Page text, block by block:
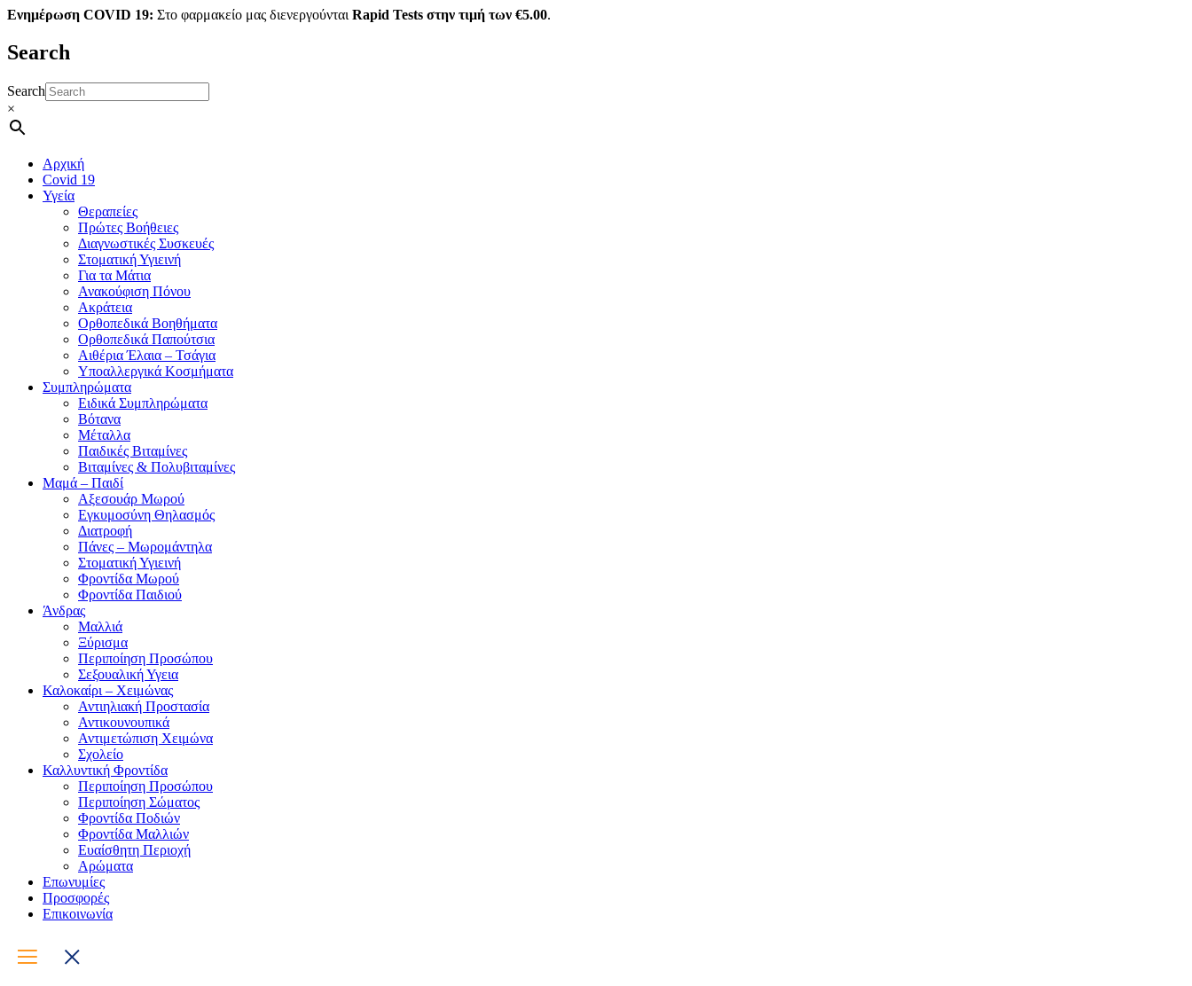
Ενημέρωση COVID 19: Στο φαρμακείο μας διενεργούνται Rapid Tests στην τιμή των €5.00.
Search
Search
×
Αρχική
Covid 19
Υγεία
Θεραπείες
Πρώτες Βοήθειες
Διαγνωστικές Συσκευές
Στοματική Υγιεινή
Για τα Μάτια
Ανακούφιση Πόνου
Ακράτεια
Ορθοπεδικά Βοηθήματα
Ορθοπεδικά Παπούτσια
Αιθέρια Έλαια – Τσάγια
Υποαλλεργικά Κοσμήματα
Συμπληρώματα
Ειδικά Συμπληρώματα
Βότανα
Μέταλλα
Παιδικές Βιταμίνες
Βιταμίνες & Πολυβιταμίνες
Μαμά – Παιδί
Αξεσουάρ Μωρού
Εγκυμοσύνη Θηλασμός
Διατροφή
Πάνες – Μωρομάντηλα
Στοματική Υγιεινή
Φροντίδα Μωρού
Φροντίδα Παιδιού
Άνδρας
Μαλλιά
Ξύρισμα
Περιποίηση Προσώπου
Σεξουαλική Υγεια
Καλοκαίρι – Χειμώνας
Αντιηλιακή Προστασία
Αντικουνουπικά
Αντιμετώπιση Χειμώνα
Σχολείο
Καλλυντική Φροντίδα
Περιποίηση Προσώπου
Περιποίηση Σώματος
Φροντίδα Ποδιών
Φροντίδα Μαλλιών
Ευαίσθητη Περιοχή
Αρώματα
Επωνυμίες
Προσφορές
Επικοινωνία